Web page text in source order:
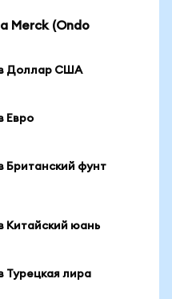
Merck (Ondo
в Доллар США
Евро
Британский фунт
Китайский юань
Турецкая лира